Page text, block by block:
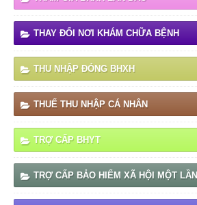
THAY ĐỔI NƠI KHÁM CHỮA BỆNH
THU NHẬP ĐÓNG BHXH
THUẾ THU NHẬP CÁ NHÂN
TRỢ CẤP BHYT
TRỢ CẤP BẢO HIỂM XÃ HỘI MỘT LẦN